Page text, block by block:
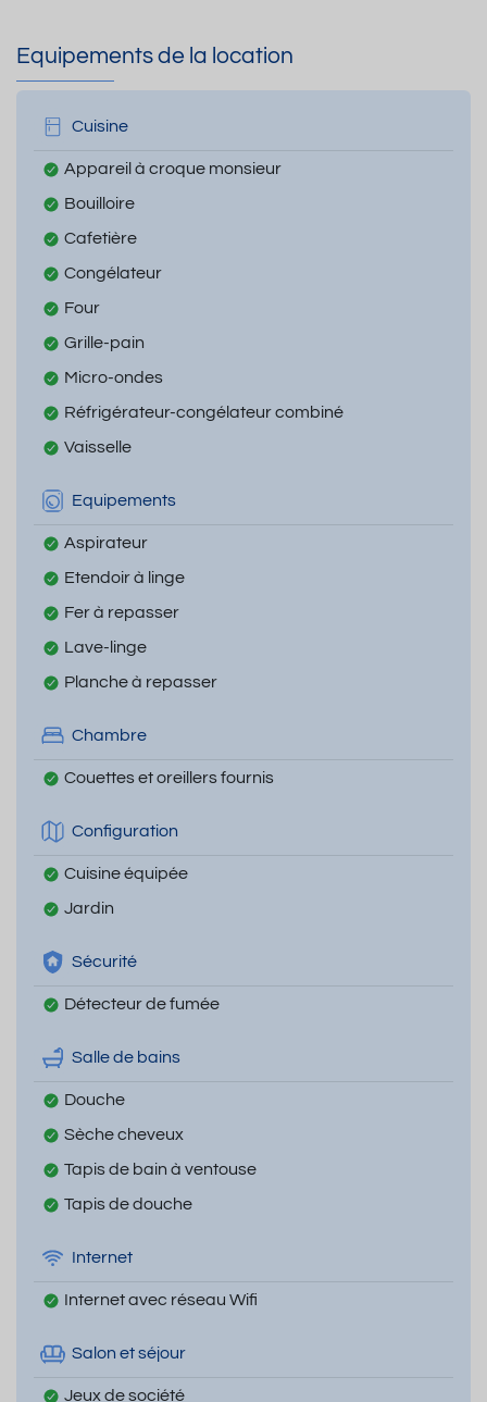
Equipements de la location
Cuisine
Appareil à croque monsieur
Bouilloire
Cafetière
Congélateur
Four
Grille-pain
Micro-ondes
Réfrigérateur-congélateur combiné
Vaisselle
Equipements
Aspirateur
Etendoir à linge
Fer à repasser
Lave-linge
Planche à repasser
Chambre
Couettes et oreillers fournis
Configuration
Cuisine équipée
Jardin
Sécurité
Détecteur de fumée
Salle de bains
Douche
Sèche cheveux
Tapis de bain à ventouse
Tapis de douche
Internet
Internet avec réseau Wifi
Salon et séjour
Jeux de société